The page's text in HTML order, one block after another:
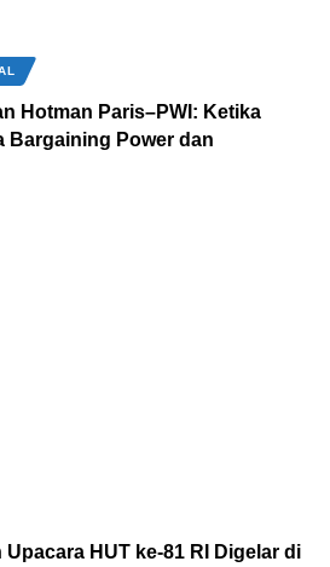
Hotman Paris–PWI: Ketika
Bargaining Power dan
HUT ke-81 RI Digelar di